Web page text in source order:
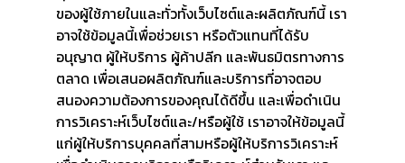
ของผู้ใช้ภายในและทั่วทั้งเว็บไซต์และผลิตภัณฑ์นี้ เรา
อาจใช้ข้อมูลนี้เพื่อช่วยเรา หรือตัวแทนที่ได้รับ
อนุญาต ผู้ให้บริการ ผู้ค้าปลีก และพันธมิตรทางการ
ตลาด เพื่อเสนอผลิตภัณฑ์และบริการที่อาจตอบ
สนองความต้องการของคุณได้ดีขึ้น และเพื่อดำเนิน
การวิเคราะห์เว็บไซต์และ/หรือผู้ใช้ เราอาจให้ข้อมูลนี้
แก่ผู้ให้บริการบุคคลที่สามหรือผู้ให้บริการวิเคราะห์